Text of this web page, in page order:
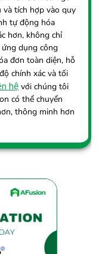
và tích hợp vào quy
tự động hóa
hơn, không chỉ
dụng công
đơn toàn diện, hỗ
chính xác và tối
hệ với chúng tôi
có thể chuyển
thông minh hơn